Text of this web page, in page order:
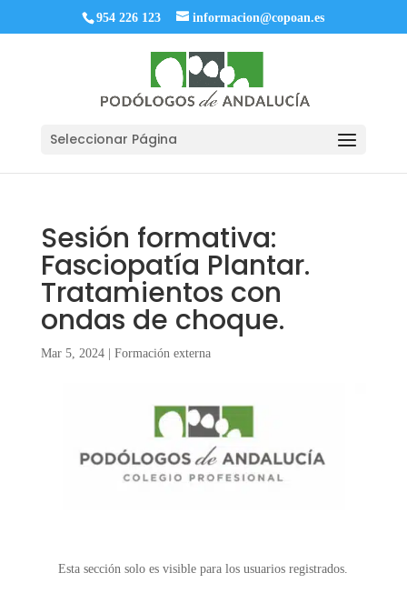
954 226 123 informacion@copoan.es
Seleccionar Página
Sesión formativa:
Fasciopatía Plantar.
Tratamientos con
ondas de choque.
Mar 5, 2024| Formación externa
Esta sección solo es visible para los usuarios registrados.